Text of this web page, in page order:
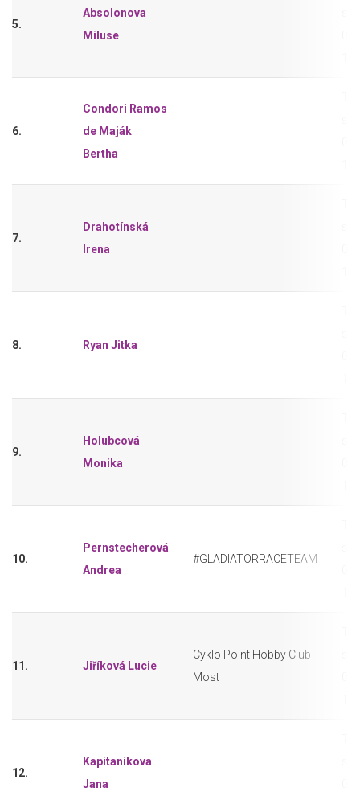
5.
Absolonova
Miluse
6.
Condori Ramos
de Maják
Bertha
7.
Drahotínská
Irena
8. Ryan Jitka
9.
Holubcová
Monika
10.
Pernstecherová
Andrea
#GLADIATORRACETEAM
11. Jiříková Lucie
Cyklo Point Hobby Club
Most
12.
Kapitanikova
Jana